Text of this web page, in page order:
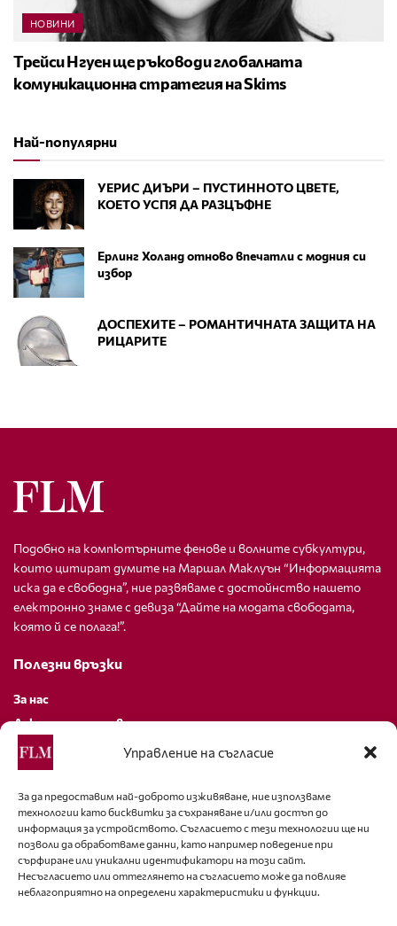
Управление на съгласие
За да предоставим най-доброто изживяване, ние използваме
технологии като бисквитки за съхраняване и/или достъп до
информация за устройството. Съгласието с тези технологии ще ни
позволи да обработваме данни, като например поведение при
сърфиране или уникални идентификатори на този сайт.
Несъгласието или оттеглянето на съгласието може да повлияе
неблагоприятно на определени характеристики и функции.
НОВИНИ
Трейси Нгуен ще ръководи глобалната
комуникационна стратегия на Skims
Най-популярни
УЕРИС ДИЪРИ – ПУСТИННОТО ЦВЕТЕ,
КОЕТО УСПЯ ДА РАЗЦЪФНЕ
Ерлинг Холанд отново впечатли с модния си
избор
ДОСПЕХИТЕ – РОМАНТИЧНАТА ЗАЩИТА НА
РИЦАРИТЕ
Подобно на компютърните фенове и волните субкултури,
които цитират думите на Маршал Маклуън “Информацията
иска да е свободна”, ние развяваме с достойнство нашето
електронно знаме с девиза “Дайте на модата свободата,
която й се полага!”.
Полезни връзки
За нас
Декларация за поверителност
Политика за бисквитки
За контакти
editor@fashion-lifestyle.net
+359 88 227 33 47
Последвайте ни